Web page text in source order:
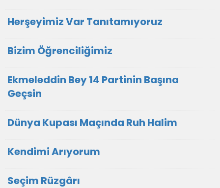
Herşeyimiz Var Tanıtamıyoruz
Bizim Öğrenciliğimiz
Ekmeleddin Bey 14 Partinin Başına
Geçsin
Dünya Kupası Maçında Ruh Halim
Kendimi Arıyorum
Seçim Rüzgârı